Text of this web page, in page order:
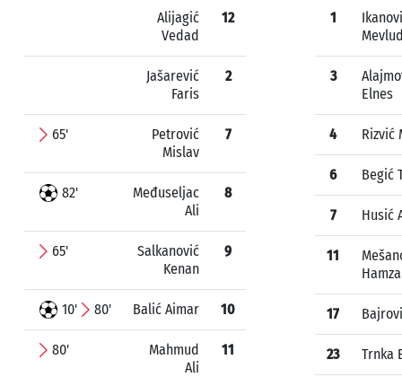
Alijagić
Vedad
12
Jašarević
Faris
2
65'
Petrović
Mislav
7
82'
Međuseljac
Ali
8
65'
Salkanović
Kenan
9
10' 80' Balić Aimar 10
80'
Mahmud
Ali
11
1
3
Elnes
4 Rizvić
6 Begić
7 Husić
11
Hamza
17
23 Trnka